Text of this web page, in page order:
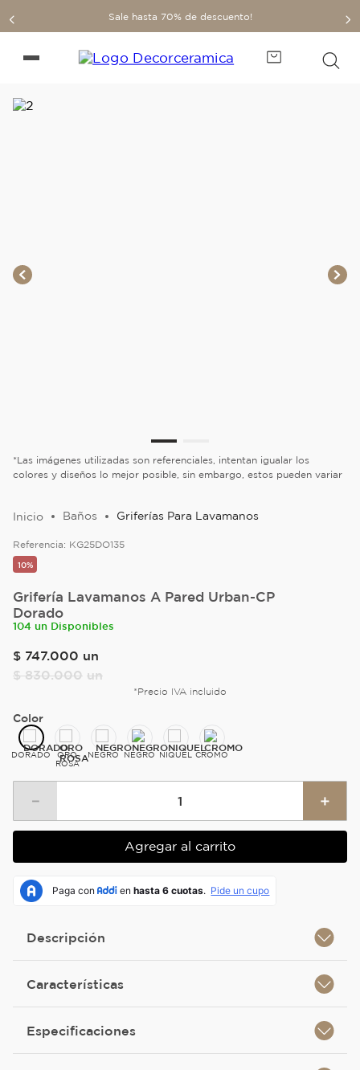
Sale hasta 70% de descuento!
*Las imágenes utilizadas son referenciales, intentan igualar los
colores y diseños lo mejor posible, sin embargo, estos pueden variar
Baños Griferías Para Lavamanos
Referencia: KG25DO135
10%
Grifería Lavamanos A Pared Urban-CP
Dorado
104 un Disponibles
$ 747.000 un
$ 830.000 un
*Precio IVA incluido
Color
DORADO
ORO
ROSA
NEGRO NEGRO NIQUEL CROMO
＋
－
Agregar al carrito
Descripción
Características
Especificaciones